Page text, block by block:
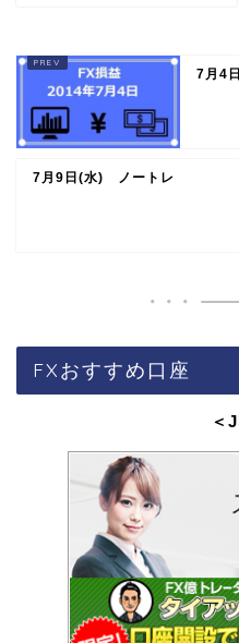
7月4
7月9日(水) ノートレ
FXおすすめ口座
＜